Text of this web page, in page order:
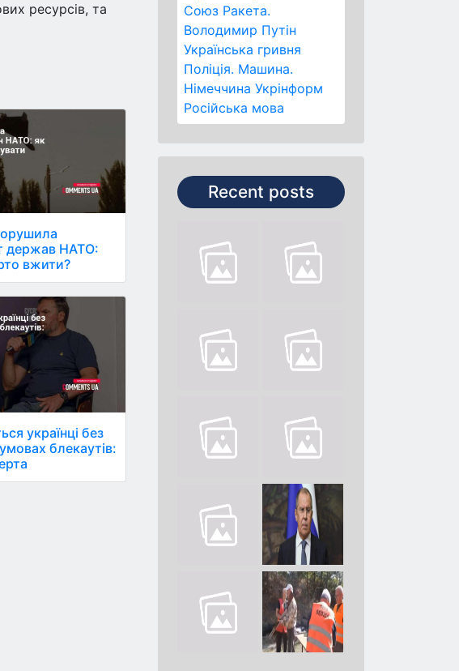
Союз Ракета.
Володимир Путін
Українська гривня
Поліція. Машина.
Німеччина Укрінформ
Російська мова
Recent posts
ресурсів, та
держав НАТО:
вжити?
українці без
блекаутів: